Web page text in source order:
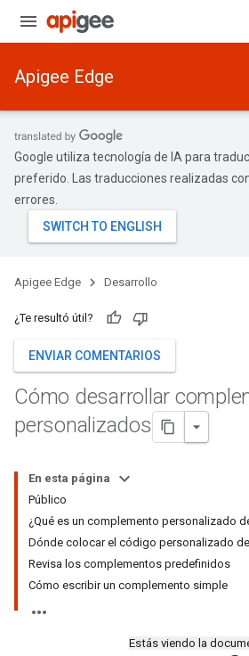
Apigee Edge
Google utiliza tecnología de IA para
preferido. Las traducciones realizadas
errores.
Apigee Edge Desarrollo
¿Te resultó útil?
ENVIAR COMENTARIOS
Cómo desarrollar
personalizados
En esta página
Público
¿Qué es un complemento personalizado
Dónde colocar el código personalizado
Revisa los complementos predefinidos
Cómo escribir un complemento simple
Estás viendo la